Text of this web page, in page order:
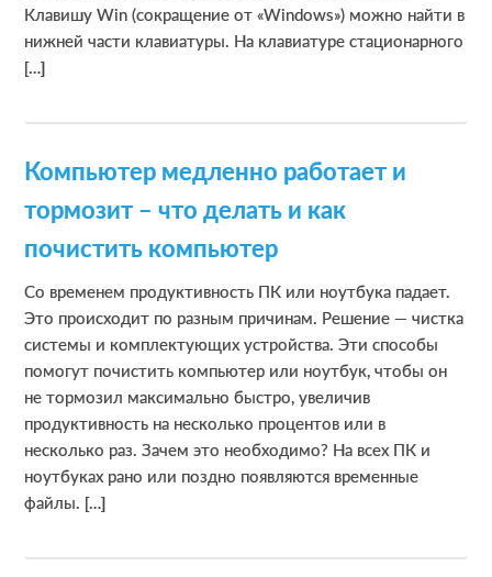
Клавишу Win (сокращение от «Windows») можно найти в
нижней части клавиатуры. На клавиатуре стационарного
[…]
Компьютер медленно работает и
тормозит – что делать и как
почистить компьютер
Со временем продуктивность ПК или ноутбука падает.
Это происходит по разным причинам. Решение — чистка
системы и комплектующих устройства. Эти способы
помогут почистить компьютер или ноутбук, чтобы он
не тормозил максимально быстро, увеличив
продуктивность на несколько процентов или в
несколько раз. Зачем это необходимо? На всех ПК и
ноутбуках рано или поздно появляются временные
файлы. […]